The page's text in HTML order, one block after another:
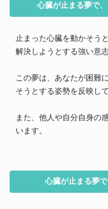
心臓が止まる夢で
止まった心臓を動かそう
解決しようとする強い意
この夢は、あなたが困難
そうとする姿勢を反映して
また、他人や自分自身の
います。
心臓が止まる夢